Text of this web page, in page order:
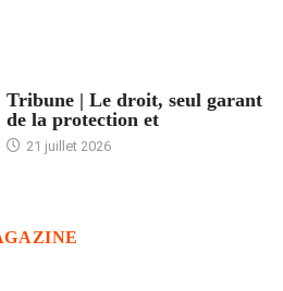
Tribune | Le droit, seul garant
de la protection et
21 juillet 2026